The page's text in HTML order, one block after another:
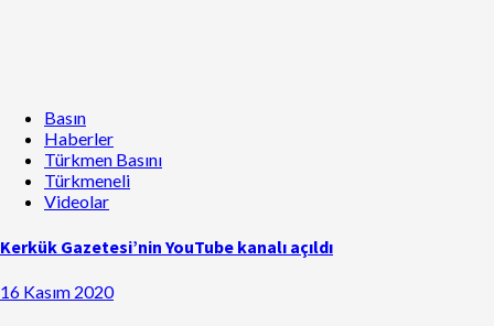
Basın
Haberler
Türkmen Basını
Türkmeneli
Videolar
Kerkük Gazetesi’nin YouTube kanalı açıldı
16 Kasım 2020